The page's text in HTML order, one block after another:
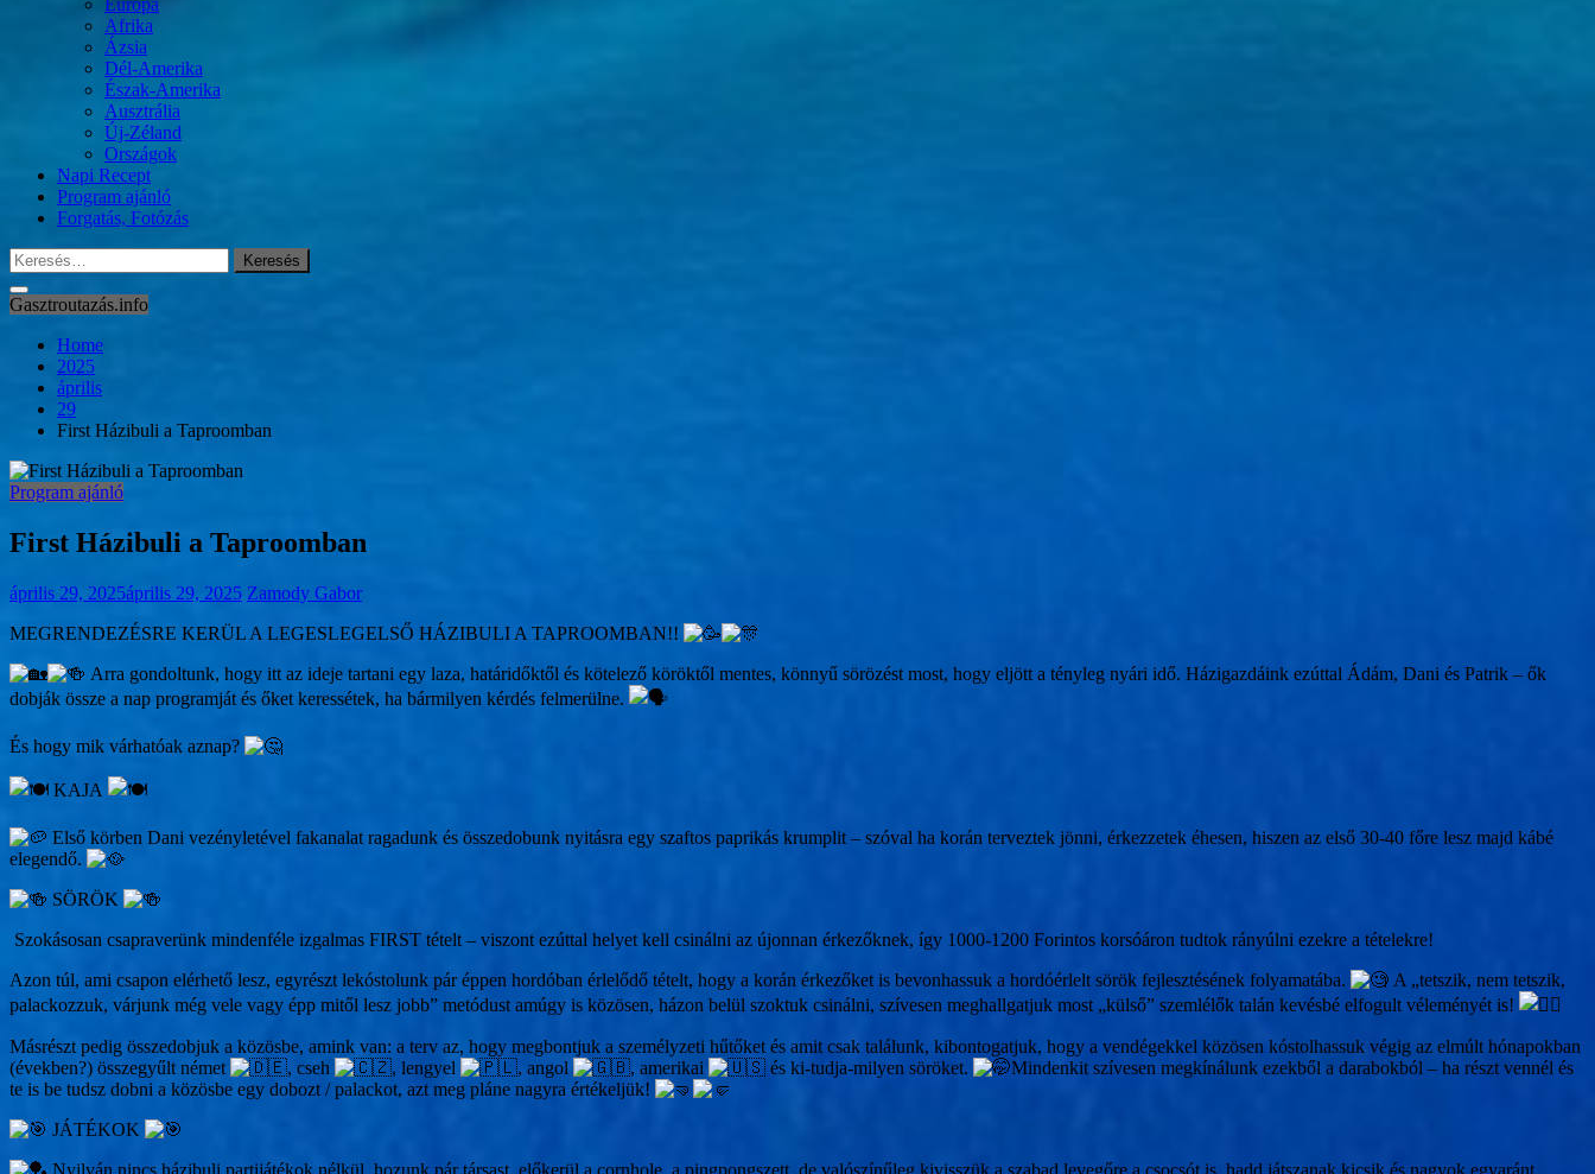
Európa
Afrika
Ázsia
Dél-Amerika
Észak-Amerika
Ausztrália
Új-Zéland
Országok
Napi Recept
Program ajánló
Forgatás, Fotózás
Keresés:
Gasztroutazás.info
Home
2025
április
29
First Házibuli a Taproomban
Program ajánló
First Házibuli a Taproomban
április 29, 2025április 29, 2025 Zamody Gabor
MEGRENDEZÉSRE KERÜL A LEGESLEGELSŐ HÁZIBULI A TAPROOMBAN!!
Arra gondoltunk, hogy itt az ideje tartani egy laza, határidőktől és kötelező köröktől mentes, könnyű sörözést most, hogy eljött a tényleg nyári idő. Házigazdáink ezúttal Ádám, Dani és Patrik – ők
dobják össze a nap programját és őket keressétek, ha bármilyen kérdés felmerülne.
És hogy mik várhatóak aznap?
KAJA
Első körben Dani vezényletével fakanalat ragadunk és összedobunk nyitásra egy szaftos paprikás krumplit – szóval ha korán terveztek jönni, érkezzetek éhesen, hiszen az első 30-40 főre lesz majd kábé
elegendő.
SÖRÖK
Szokásosan csapraverünk mindenféle izgalmas FIRST tételt – viszont ezúttal helyet kell csinálni az újonnan érkezőknek, így 1000-1200 Forintos korsóáron tudtok rányúlni ezekre a tételekre!
Azon túl, ami csapon elérhető lesz, egyrészt lekóstolunk pár éppen hordóban érlelődő tételt, hogy a korán érkezőket is bevonhassuk a hordóérlelt sörök fejlesztésének folyamatába.
A „tetszik, nem tetszik,
palackozzuk, várjunk még vele vagy épp mitől lesz jobb” metódust amúgy is közösen, házon belül szoktuk csinálni, szívesen meghallgatjuk most „külső” szemlélők talán kevésbé elfogult véleményét is!
Másrészt pedig összedobjuk a közösbe, amink van: a terv az, hogy megbontjuk a személyzeti hűtőket és amit csak találunk, kibontogatjuk, hogy a vendégekkel közösen kóstolhassuk végig az elmúlt hónapokban
(években?) összegyűlt német
, cseh , lengyel , angol , amerikai és ki-tudja-milyen söröket.
Mindenkit szívesen megkínálunk ezekből a darabokból – ha részt vennél és
te is be tudsz dobni a közösbe egy dobozt / palackot, azt meg pláne nagyra értékeljük!
JÁTÉKOK
Nyilván nincs házibuli partijátékok nélkül, hozunk pár társast, előkerül a cornhole, a pingpongszett, de valószínűleg kivisszük a szabad levegőre a csocsót is, hadd játszanak kicsik és nagyok egyaránt.